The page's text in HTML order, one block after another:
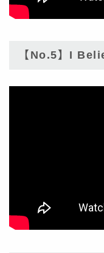
【No.5】I